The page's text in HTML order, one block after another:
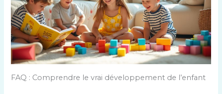
FAQ : Comprendre le vrai développement de l’enfant